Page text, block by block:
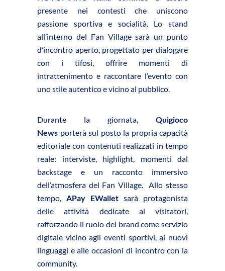
presente nei contesti che uniscono
passione sportiva e socialità. Lo stand
all’interno del Fan Village sarà un punto
d’incontro aperto, progettato per dialogare
con i tifosi, offrire momenti di
intrattenimento e raccontare l’evento con
uno stile autentico e vicino al pubblico.
Durante la giornata, Quigioco
News porterà sul posto la propria capacità
editoriale con contenuti realizzati in tempo
reale: interviste, highlight, momenti dal
backstage e un racconto immersivo
dell’atmosfera del Fan Village. Allo stesso
tempo, APay EWallet sarà protagonista
delle attività dedicate ai visitatori,
rafforzando il ruolo del brand come servizio
digitale vicino agli eventi sportivi, ai nuovi
linguaggi e alle occasioni di incontro con la
community.